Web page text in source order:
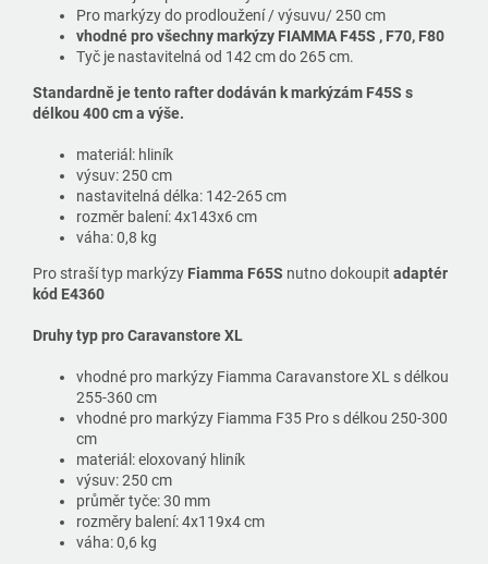
Pro markýzy do prodloužení / výsuvu/ 250 cm
vhodné pro všechny markýzy FIAMMA F45S , F70, F80
Tyč je nastavitelná od 142 cm do 265 cm.
Standardně je tento rafter dodáván k markýzám F45S s
délkou 400 cm a výše.
materiál: hliník
výsuv: 250 cm
nastavitelná délka: 142-265 cm
rozměr balení: 4x143x6 cm
váha: 0,8 kg
Pro straší typ markýzy Fiamma F65S nutno dokoupit adaptér
kód E4360
Druhy typ pro Caravanstore XL
vhodné pro markýzy Fiamma Caravanstore XL s délkou
255-360 cm
vhodné pro markýzy Fiamma F35 Pro s délkou 250-300
cm
materiál: eloxovaný hliník
výsuv: 250 cm
průměr tyče: 30 mm
rozměry balení: 4x119x4 cm
váha: 0,6 kg